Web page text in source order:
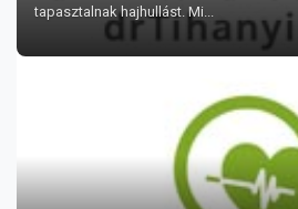
tapasztalnak hajhullást. Mi...